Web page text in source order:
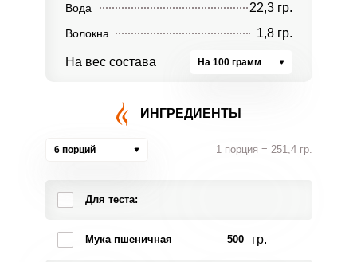
Вода 22,3 гр.
Волокна 1,8 гр.
На вес состава На 100 грамм
ИНГРЕДИЕНТЫ
6 порций 1 порция = 251,4 гр.
Для теста:
Мука пшеничная 500 гр.